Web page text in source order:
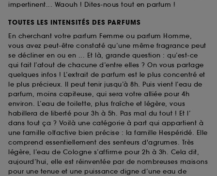
impertinent... Waouh ! Dites-nous tout en parfum !
TOUTES LES INTENSITÉS DES PARFUMS
En cherchant votre parfum Femme ou parfum Homme,
vous avez peut-être constaté qu’une même fragrance peut
se décliner en ou en ... Et là, grande question : qu’est-ce
qui fait l’atout de chacune d’entre elles ? On vous partage
quelques infos ! L’extrait de parfum est le plus concentré et
le plus précieux. Il peut tenir jusqu’à 8h. Puis vient l’eau de
parfum, moins capiteuse, qui sera votre alliée pour 4h
environ. L’eau de toilette, plus fraîche et légère, vous
habillera de liberté pour 3h à 5h. Pas mal du tout ! Et l’
dans tout ça ? Voilà une catégorie à part qui appartient à
une famille olfactive bien précise : la famille Hespéridé. Elle
comprend essentiellement des senteurs d'agrumes. Très
légère, l’eau de Cologne s’affirme pour 2h à 3h. Cela dit,
aujourd’hui, elle est réinventée par de nombreuses maisons
pour une tenue et une puissance digne d’une eau de